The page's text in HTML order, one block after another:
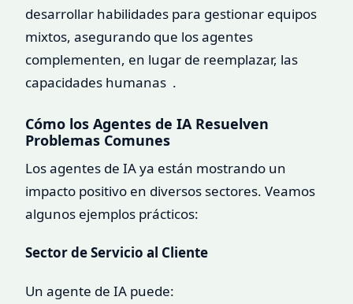
desarrollar habilidades para gestionar equipos
mixtos, asegurando que los agentes
complementen, en lugar de reemplazar, las
capacidades humanas .
Cómo los Agentes de IA Resuelven
Problemas Comunes
Los agentes de IA ya están mostrando un
impacto positivo en diversos sectores. Veamos
algunos ejemplos prácticos:
Sector de Servicio al Cliente
Un agente de IA puede: